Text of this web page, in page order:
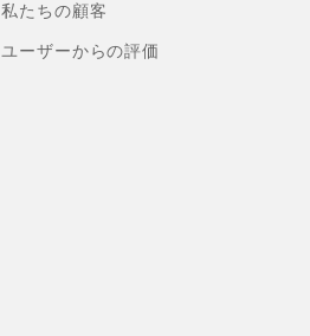
私たちの顧客
ユーザーからの評価